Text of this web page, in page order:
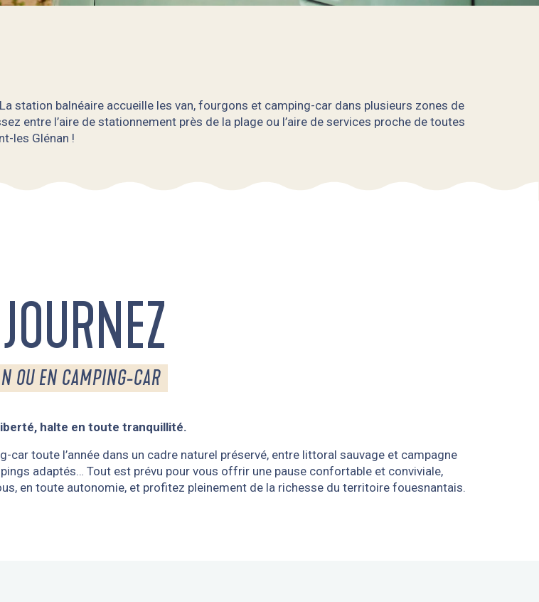
station balnéaire accueille les van, fourgons et camping-car dans plusieurs zones de
entre l’aire de stationnement près de la plage ou l’aire de services proche de toutes
les Glénan !
OU EN CAMPING-CAR
halte en toute tranquillité.
car toute l’année dans un cadre naturel préservé, entre littoral sauvage et campagne
adaptés… Tout est prévu pour vous offrir une pause confortable et conviviale,
en toute autonomie, et profitez pleinement de la richesse du territoire fouesnantais.